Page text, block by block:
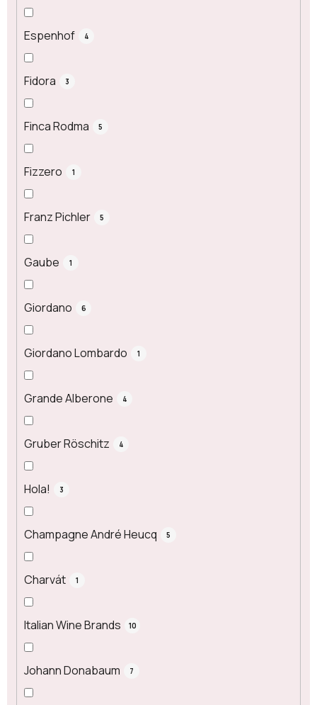
Espenhof 4
Fidora 3
Finca Rodma 5
Fizzero 1
Franz Pichler 5
Gaube 1
Giordano 6
Giordano Lombardo 1
Grande Alberone 4
Gruber Röschitz 4
Hola! 3
Champagne André Heucq 5
Charvát 1
Italian Wine Brands 10
Johann Donabaum 7